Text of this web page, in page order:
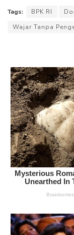
Tags: BPK RI
Wajar Tanpa